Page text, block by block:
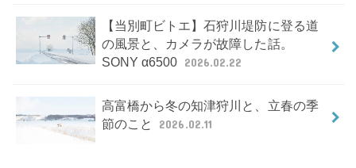
【当別町ビトエ】石狩川堤防に登る道
の風景と、カメラが故障した話。
SONY α6500 2026.02.22
高富橋から冬の知津狩川と、立春の季
節のこと
2026.02.11